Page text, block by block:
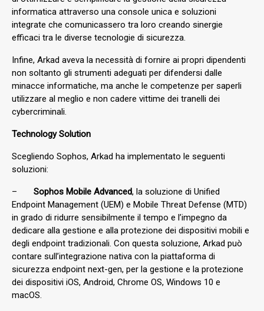
informatica attraverso una console unica e soluzioni
integrate che comunicassero tra loro creando sinergie
efficaci tra le diverse tecnologie di sicurezza.
Infine, Arkad aveva la necessità di fornire ai propri dipendenti
non soltanto gli strumenti adeguati per difendersi dalle
minacce informatiche, ma anche le competenze per saperli
utilizzare al meglio e non cadere vittime dei tranelli dei
cybercriminali.
Technology Solution
Scegliendo Sophos, Arkad ha implementato le seguenti
soluzioni:
– Sophos Mobile Advanced, la soluzione di Unified
Endpoint Management (UEM) e Mobile Threat Defense (MTD)
in grado di ridurre sensibilmente il tempo e l’impegno da
dedicare alla gestione e alla protezione dei dispositivi mobili e
degli endpoint tradizionali. Con questa soluzione, Arkad può
contare sull’integrazione nativa con la piattaforma di
sicurezza endpoint next-gen, per la gestione e la protezione
dei dispositivi iOS, Android, Chrome OS, Windows 10 e
macOS.